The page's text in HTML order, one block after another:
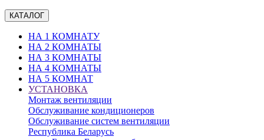
КАТАЛОГ
НА 1 КОМНАТУ
НА 2 КОМНАТЫ
НА 3 КОМНАТЫ
НА 4 КОМНАТЫ
НА 5 КОМНАТ
УСТАНОВКА
Монтаж вентиляции
Обслуживание кондиционеров
Обслуживание систем вентиляции
Республика Беларусь